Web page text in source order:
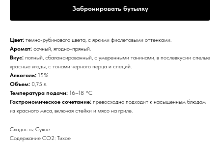
Забронировать бутылку
Цвет: темно-рубинового цвета, с яркими фиолетовыми оттенками.
Аромат: сочный, ягодно-пряный.
Вкус: полный, сбалансированный, с умеренными танинами, в послевкусии спелые
красные ягоды, с тонами черного перца и специй.
Алкоголь: 15%
Объем: 0,75 л.
Температура подачи: 16–18 °С
Гастрономическое сочетание: превосходно подходит к насыщенным блюдам
из красного мяса, включая стейки и мясо на гриле.
Сладость: Сухое
Содержание CO2: Тихое